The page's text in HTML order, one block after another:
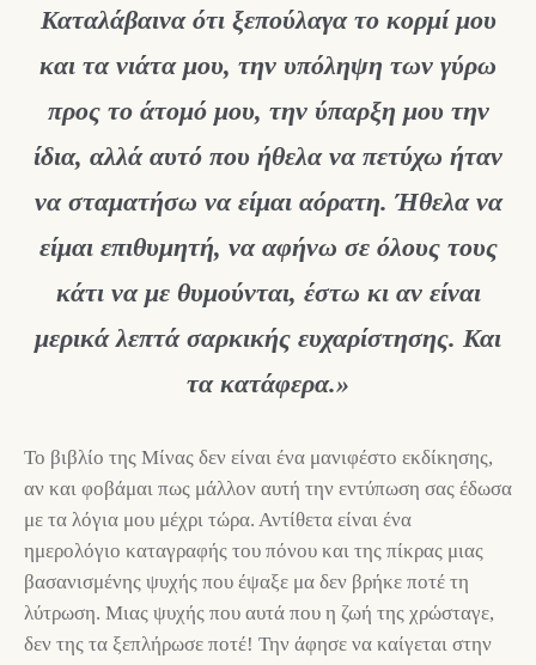
Καταλάβαινα ότι ξεπούλαγα το κορμί μου
και τα νιάτα μου, την υπόληψη των γύρω
προς το άτομό μου, την ύπαρξη μου την
ίδια, αλλά αυτό που ήθελα να πετύχω ήταν
να σταματήσω να είμαι αόρατη. Ήθελα να
είμαι επιθυμητή, να αφήνω σε όλους τους
κάτι να με θυμούνται, έστω κι αν είναι
μερικά λεπτά σαρκικής ευχαρίστησης. Και
τα κατάφερα.»
Το βιβλίο της Μίνας δεν είναι ένα μανιφέστο εκδίκησης,
αν και φοβάμαι πως μάλλον αυτή την εντύπωση σας έδωσα
με τα λόγια μου μέχρι τώρα. Αντίθετα είναι ένα
ημερολόγιο καταγραφής του πόνου και της πίκρας μιας
βασανισμένης ψυχής που έψαξε μα δεν βρήκε ποτέ τη
λύτρωση. Μιας ψυχής που αυτά που η ζωή της χρώσταγε,
δεν της τα ξεπλήρωσε ποτέ! Την άφησε να καίγεται στην